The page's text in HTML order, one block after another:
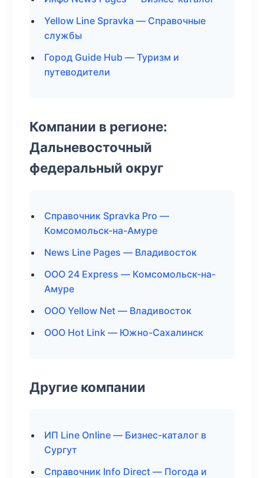
Yellow Line Spravka — Справочные
службы
Город Guide Hub — Туризм и
путеводители
Компании в регионе:
Дальневосточный
федеральный округ
Справочник Spravka Pro —
Комсомольск-на-Амуре
News Line Pages — Владивосток
ООО 24 Express — Комсомольск-на-
Амуре
ООО Yellow Net — Владивосток
ООО Hot Link — Южно-Сахалинск
Другие компании
ИП Line Online — Бизнес-каталог в
Сургут
Справочник Info Direct — Погода и